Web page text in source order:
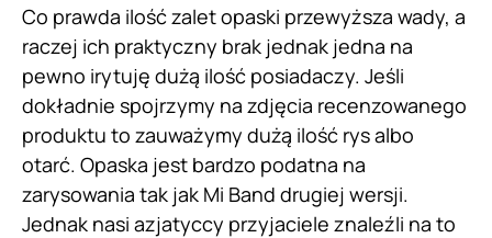
Co prawda ilość zalet opaski przewyższa wady, a
raczej ich praktyczny brak jednak jedna na
pewno irytuję dużą ilość posiadaczy. Jeśli
dokładnie spojrzymy na zdjęcia recenzowanego
produktu to zauważymy dużą ilość rys albo
otarć. Opaska jest bardzo podatna na
zarysowania tak jak Mi Band drugiej wersji.
Jednak nasi azjatyccy przyjaciele znaleźli na to